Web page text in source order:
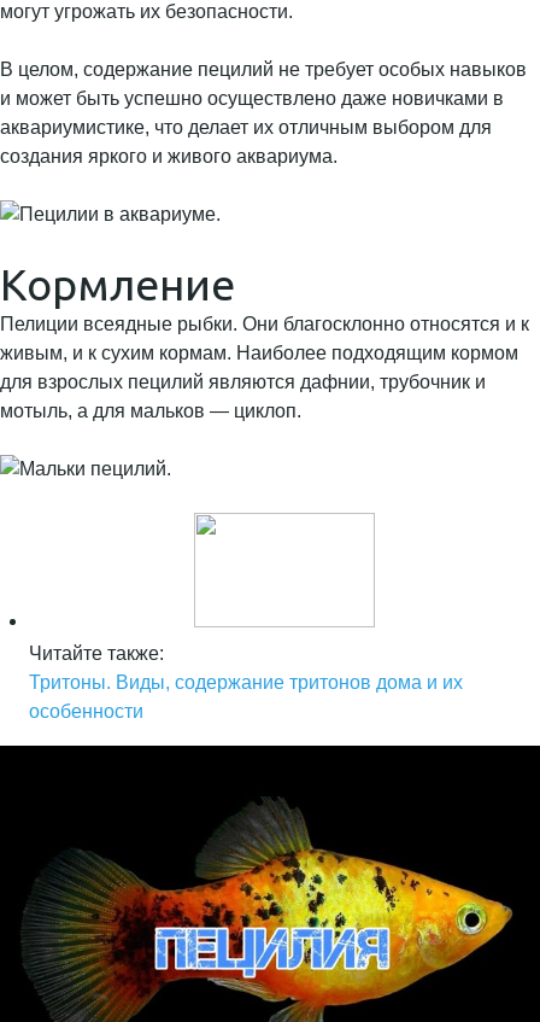
могут угрожать их безопасности.
В целом, содержание пецилий не требует особых навыков
и может быть успешно осуществлено даже новичками в
аквариумистике, что делает их отличным выбором для
создания яркого и живого аквариума.
Кормление
Пелиции всеядные рыбки. Они благосклонно относятся и к
живым, и к сухим кормам. Наиболее подходящим кормом
для взрослых пецилий являются дафнии, трубочник и
мотыль, а для мальков — циклоп.
Читайте также:
Тритоны. Виды, содержание тритонов дома и их
особенности